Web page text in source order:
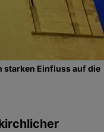
starken Einfluss auf die